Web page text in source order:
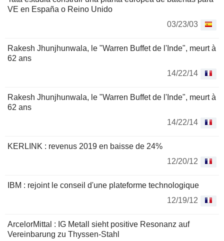
VE en España o Reino Unido
03/23/03
Rakesh Jhunjhunwala, le "Warren Buffet de l'Inde", meurt à
62 ans
14/22/14
Rakesh Jhunjhunwala, le "Warren Buffet de l'Inde", meurt à
62 ans
14/22/14
KERLINK : revenus 2019 en baisse de 24%
12/20/12
IBM : rejoint le conseil d'une plateforme technologique
12/19/12
ArcelorMittal : IG Metall sieht positive Resonanz auf
Vereinbarung zu Thyssen-Stahl